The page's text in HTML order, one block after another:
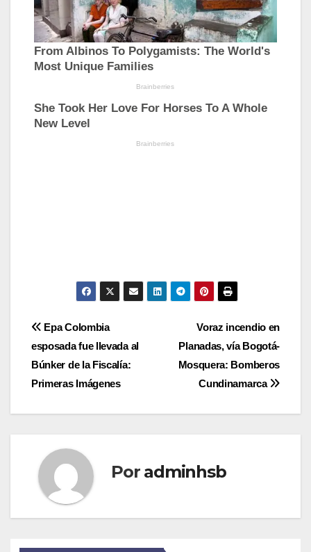
Navegación
de
entradas
Voraz incendio en
Planadas, vía Bogotá-
Mosquera: Bomberos
Cundinamarca
Epa Colombia
esposada fue llevada al
Búnker de la Fiscalía:
Primeras Imágenes
Por adminhsb